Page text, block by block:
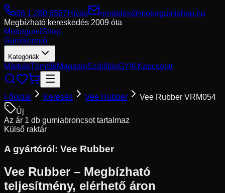
06 1 280 6567Hívás
rendeles@motorgumishop.hu
Megbízható kereskedés 2009 óta
MotorgumiShop
Gumikereső
Kategóriák
MárkákTömlőkMagazinSzállításGYIKKapcsolat
Főoldal Keresés Vee Rubber
Vee Rubber VRM054
Új
Az ár 1 db gumiabroncsot tartalmaz
Külső raktár
A gyártóról: Vee Rubber
Vee Rubber – Megbízható
teljesítmény, elérhető áron